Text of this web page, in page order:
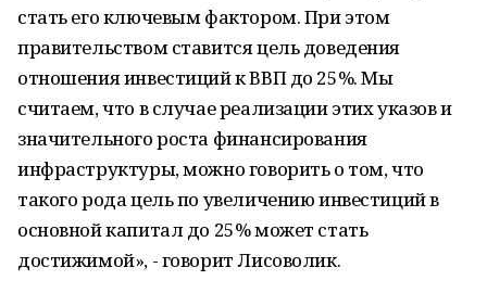
стать его ключевым фактором. При этом
правительством ставится цель доведения
отношения инвестиций к ВВП до 25%. Мы
считаем, что в случае реализации этих указов и
значительного роста финансирования
инфраструктуры, можно говорить о том, что
такого рода цель по увеличению инвестиций в
основной капитал до 25% может стать
достижимой», - говорит Лисоволик.